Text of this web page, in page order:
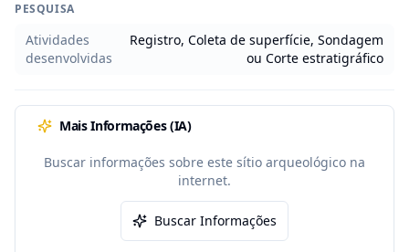
PESQUISA
Atividades
desenvolvidas
Registro, Coleta de superfície, Sondagem
ou Corte estratigráfico
Mais Informações (IA)
Buscar informações sobre este sítio arqueológico na
internet.
Buscar Informações